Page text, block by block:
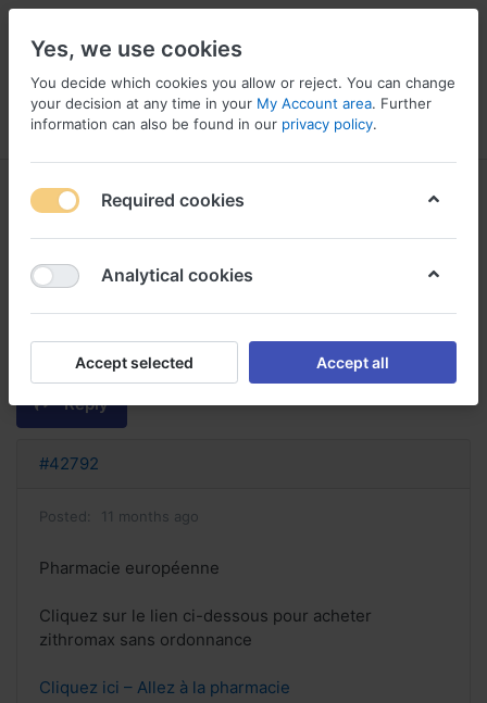
Menu Log in Compare Wishlist
zithromax sans ordonnance en
pharmacie achat zithromax
monodose
Reply
#42792
Posted: 11 months ago
Pharmacie européenne
Cliquez sur le lien ci-dessous pour acheter
zithromax sans ordonnance
Cliquez ici – Allez à la pharmacie
Yes, we use cookies
You decide which cookies you allow or reject. You can change
your decision at any time in your My Account area. Further
information can also be found in our privacy policy.
Required cookies
Analytical cookies
Accept selected Accept all